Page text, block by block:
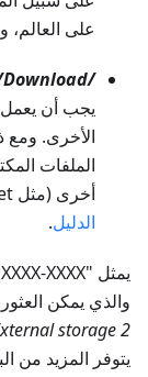
على
/storage/XXXX-XXXX/Download
يجب أن يعمل
الملفات
أخرى (مثل SasPlanet). لمزيد من التفاصيل، راجع
الدليل.
والذي يمكن
storage 2
يتوفر المزيد من